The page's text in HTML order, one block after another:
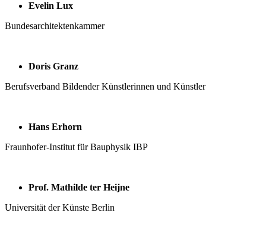
Evelin Lux
Bundesarchitektenkammer
Doris Granz
Berufsverband Bildender Künstlerinnen und Künstler
Hans Erhorn
Fraunhofer-Institut für Bauphysik IBP
Prof. Mathilde ter Heijne
Universität der Künste Berlin